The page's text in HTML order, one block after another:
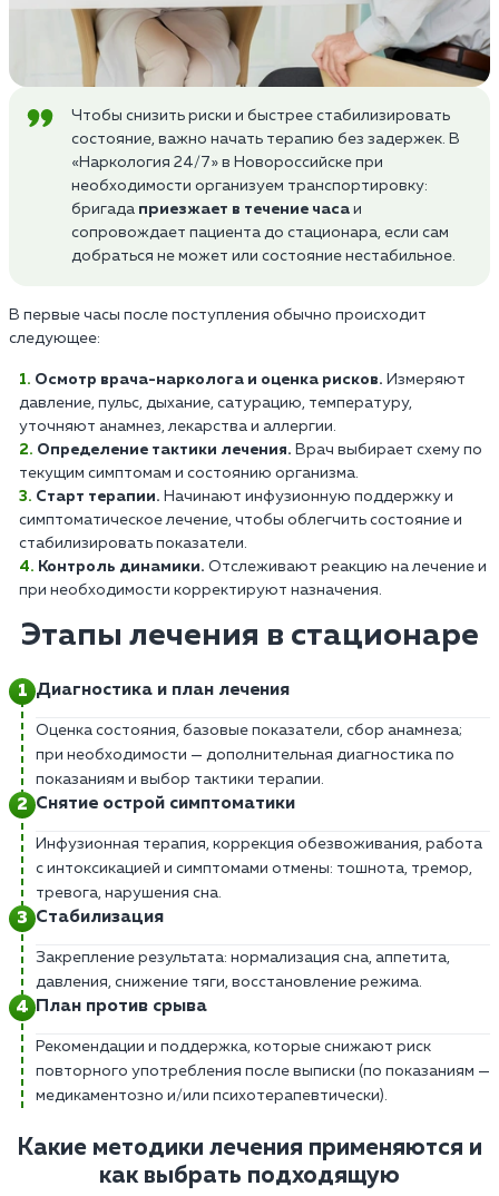
Чтобы снизить риски и быстрее стабилизировать
состояние, важно начать терапию без задержек. В
«Наркология 24/7» в Новороссийске при
необходимости организуем транспортировку:
бригада приезжает в течение часа и
сопровождает пациента до стационара, если сам
добраться не может или состояние нестабильное.
В первые часы после поступления обычно происходит
следующее:
Осмотр врача-нарколога и оценка рисков. Измеряют
давление, пульс, дыхание, сатурацию, температуру,
уточняют анамнез, лекарства и аллергии.
Определение тактики лечения. Врач выбирает схему по
текущим симптомам и состоянию организма.
Старт терапии. Начинают инфузионную поддержку и
симптоматическое лечение, чтобы облегчить состояние и
стабилизировать показатели.
Контроль динамики. Отслеживают реакцию на лечение и
при необходимости корректируют назначения.
Этапы лечения в стационаре
Диагностика и план лечения
Оценка состояния, базовые показатели, сбор анамнеза;
при необходимости — дополнительная диагностика по
показаниям и выбор тактики терапии.
Снятие острой симптоматики
Инфузионная терапия, коррекция обезвоживания, работа
с интоксикацией и симптомами отмены: тошнота, тремор,
тревога, нарушения сна.
Стабилизация
Закрепление результата: нормализация сна, аппетита,
давления, снижение тяги, восстановление режима.
План против срыва
Рекомендации и поддержка, которые снижают риск
повторного употребления после выписки (по показаниям —
медикаментозно и/или психотерапевтически).
Какие методики лечения применяются и
как выбрать подходящую